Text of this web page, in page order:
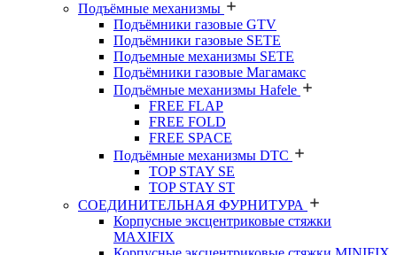
Подъёмные механизмы
Подъёмники газовые GTV
Подъёмники газовые SETE
Подъемные механизмы SETE
Подъёмники газовые Магамакс
Подъёмные механизмы Hafele
FREE FLAP
FREE FOLD
FREE SPACE
Подъёмные механизмы DTC
TOP STAY SE
TOP STAY ST
СОЕДИНИТЕЛЬНАЯ ФУРНИТУРА
Корпусные эксцентриковые стяжки
MAXIFIX